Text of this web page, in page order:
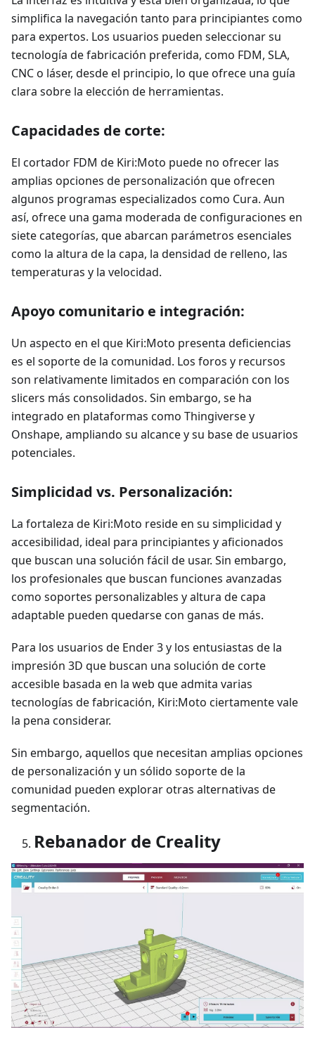
simplifica la navegación tanto para principiantes como
para expertos. Los usuarios pueden seleccionar su
tecnología de fabricación preferida, como FDM, SLA,
CNC o láser, desde el principio, lo que ofrece una guía
clara sobre la elección de herramientas.
Capacidades de corte:
El cortador FDM de Kiri:Moto puede no ofrecer las
amplias opciones de personalización que ofrecen
algunos programas especializados como Cura. Aun
así, ofrece una gama moderada de configuraciones en
siete categorías, que abarcan parámetros esenciales
como la altura de la capa, la densidad de relleno, las
temperaturas y la velocidad.
Apoyo comunitario e integración:
Un aspecto en el que Kiri:Moto presenta deficiencias
es el soporte de la comunidad. Los foros y recursos
son relativamente limitados en comparación con los
slicers más consolidados. Sin embargo, se ha
integrado en plataformas como Thingiverse y
Onshape, ampliando su alcance y su base de usuarios
potenciales.
Simplicidad vs. Personalización:
La fortaleza de Kiri:Moto reside en su simplicidad y
accesibilidad, ideal para principiantes y aficionados
que buscan una solución fácil de usar. Sin embargo,
los profesionales que buscan funciones avanzadas
como soportes personalizables y altura de capa
adaptable pueden quedarse con ganas de más.
Para los usuarios de Ender 3 y los entusiastas de la
impresión 3D que buscan una solución de corte
accesible basada en la web que admita varias
tecnologías de fabricación, Kiri:Moto ciertamente vale
la pena considerar.
Sin embargo, aquellos que necesitan amplias opciones
de personalización y un sólido soporte de la
comunidad pueden explorar otras alternativas de
segmentación.
Rebanador de Creality